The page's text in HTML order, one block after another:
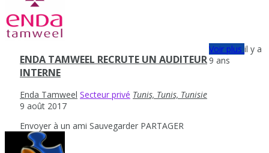
ENDA TAMWEEL RECRUTE UN AUDITEUR
INTERNE
Enda Tamweel Secteur privé Tunis, Tunis, Tunisie
9 août 2017
Envoyer à un ami Sauvegarder PARTAGER
Voir plusil y a
9 ans